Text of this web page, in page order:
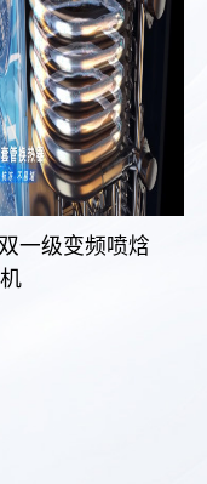
一级变频喷焓